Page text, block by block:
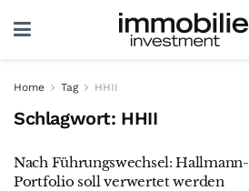
Home Tag HHII
Schlagwort: HHII
Nach Führungswechsel: Hallmann-
Portfolio soll verwertet werden